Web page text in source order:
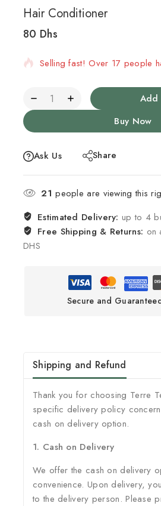
Hair Conditioner
80 Dhs
2 products sold in last 5 hours
Selling fast! Over 17 people
Add
Buy Now
Ask Us Share
21 people are viewing this
Estimated Delivery: up to 4
Free Shipping & Returns: on
DHS
Secure and
Shipping and Refund
Thank you for choosing Terre
specific delivery policy
cash on delivery option.
1. Cash on Delivery
We offer the cash on delivery
convenience. Upon delivery,
to the delivery person. Please